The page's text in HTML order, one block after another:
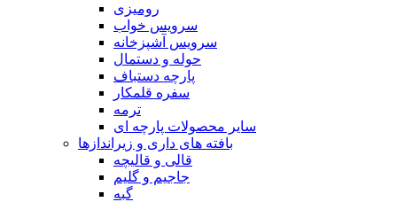
رومیزی
سرویس خواب
سرویس آشپزخانه
حوله و دستمال
پارچه دستباف
سفره قلمکار
ترمه
سایر محصولات پارچه ای
بافته های داری و زیراندازها
قالی و قالیچه
جاجیم و گلیم
گبه